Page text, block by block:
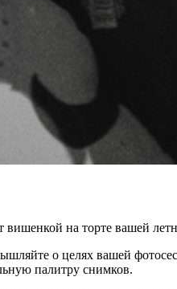
на торте вашей
о целях вашей
палитру снимков.